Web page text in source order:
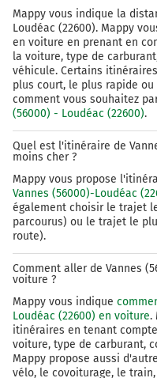
Mappy vous indique la
Loudéac (22600). Mappy
en voiture en prenant en
la voiture, type de
véhicule. Certains
plus court, le plus rapide
comment vous souhaitez
(56000) - Loudéac (22600).
Quel est l'itinéraire de
moins cher ?
Mappy vous propose
Vannes (56000)-Loudéac
également choisir le trajet
parcourus) ou le trajet le
route).
Comment aller de Vannes
voiture ?
Mappy vous indique
Loudéac (22600) en voiture.
itinéraires en tenant
voiture, type de carburant,
Mappy propose aussi
vélo, le covoiturage, le